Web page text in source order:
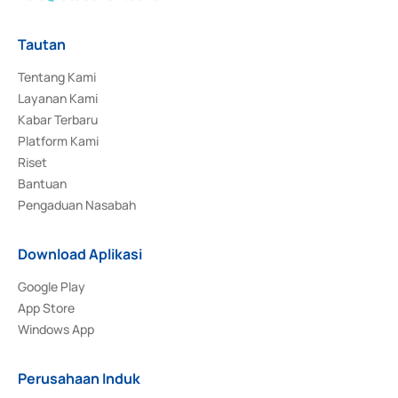
Tautan
Tentang Kami
Layanan Kami
Kabar Terbaru
Platform Kami
Riset
Bantuan
Pengaduan Nasabah
Download Aplikasi
Google Play
App Store
Windows App
Perusahaan Induk